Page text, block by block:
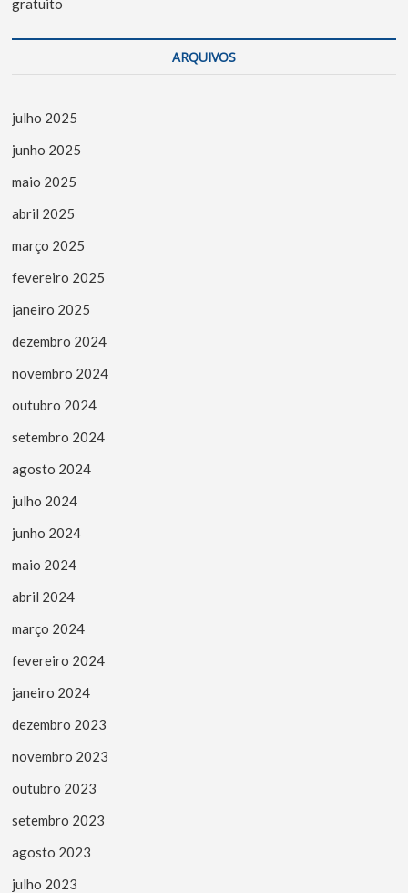
gratuito
ARQUIVOS
julho 2025
junho 2025
maio 2025
abril 2025
março 2025
fevereiro 2025
janeiro 2025
dezembro 2024
novembro 2024
outubro 2024
setembro 2024
agosto 2024
julho 2024
junho 2024
maio 2024
abril 2024
março 2024
fevereiro 2024
janeiro 2024
dezembro 2023
novembro 2023
outubro 2023
setembro 2023
agosto 2023
julho 2023